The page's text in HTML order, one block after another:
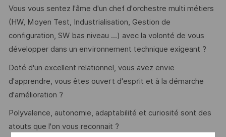
Vous vous sentez l'âme d'un chef d'orchestre multi métiers
(HW, Moyen Test, Industrialisation, Gestion de
configuration, SW bas niveau ...) avec la volonté de vous
développer dans un environnement technique exigeant ?
Doté d'un excellent relationnel, vous avez envie
d'apprendre, vous êtes ouvert d'esprit et à la démarche
d'amélioration ?
Polyvalence, autonomie, adaptabilité et curiosité sont des
atouts que l'on vous reconnait ?